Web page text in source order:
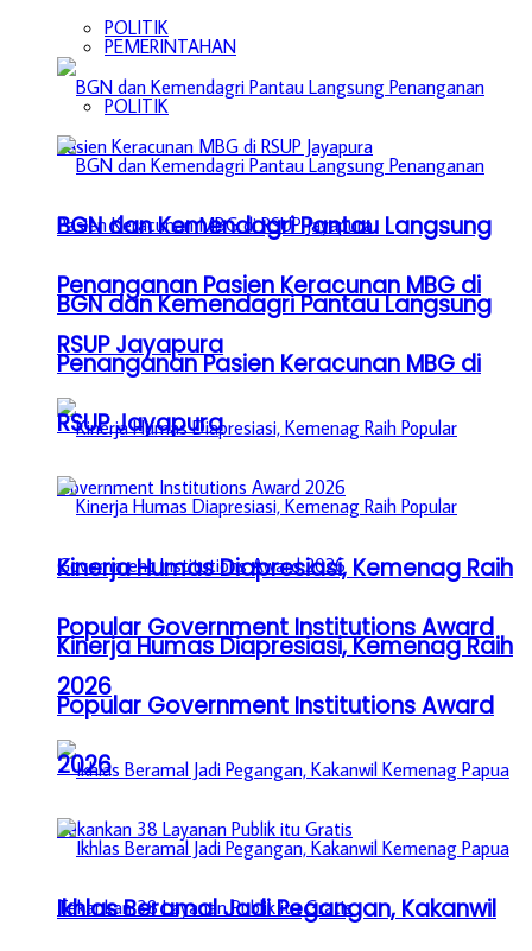
POLITIK
BGN dan Kemendagri Pantau Langsung
Penanganan Pasien Keracunan MBG di
RSUP Jayapura
Kinerja Humas Diapresiasi, Kemenag Raih
Popular Government Institutions Award
2026
Ikhlas Beramal Jadi Pegangan, Kakanwil
PEMERINTAHAN
POLITIK
BGN dan Kemendagri Pantau Langsung
Penanganan Pasien Keracunan MBG di
RSUP Jayapura
Kinerja Humas Diapresiasi, Kemenag Raih
Popular Government Institutions Award
2026